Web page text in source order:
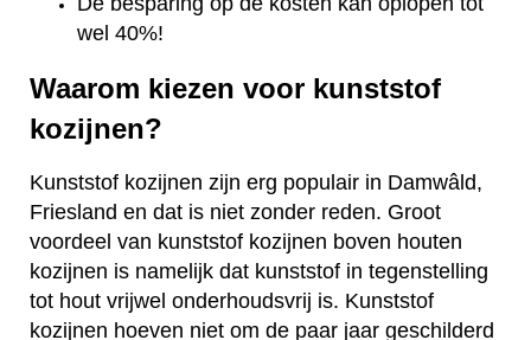
wel 40%!
Waarom kiezen voor kunststof
kozijnen?
Kunststof kozijnen zijn erg populair in Damwâld,
Friesland en dat is niet zonder reden. Groot
voordeel van kunststof kozijnen boven houten
kozijnen is namelijk dat kunststof in tegenstelling
tot hout vrijwel onderhoudsvrij is. Kunststof
kozijnen hoeven niet om de paar jaar geschilderd